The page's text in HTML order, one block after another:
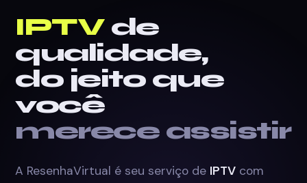
IPTVde
qualidade,
do jeito que
você
merece assistir
A ResenhaVirtual é seu serviço de IPTV com